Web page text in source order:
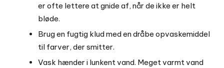
er ofte lettere at gnide af, når de ikke er helt
bløde.
Brug en fugtig klud med en dråbe opvaskemiddel
til farver, der smitter.
Vask hænder i lunkent vand. Meget varmt vand